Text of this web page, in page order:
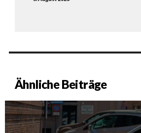
Ähnliche Beiträge